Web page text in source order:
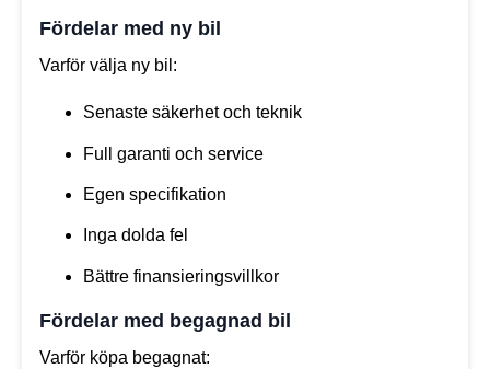
Fördelar med ny bil
Varför välja ny bil:
Senaste säkerhet och teknik
Full garanti och service
Egen specifikation
Inga dolda fel
Bättre finansieringsvillkor
Fördelar med begagnad bil
Varför köpa begagnat: